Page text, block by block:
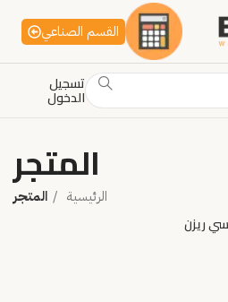
القسم الصناعي
تسجيل
الدخول
المتجر
الرئيسية المتجر
ريزن